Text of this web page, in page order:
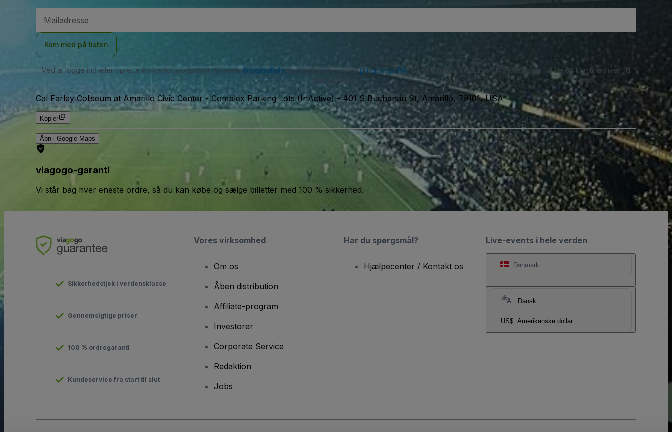
adresse
Kom med på listen
Ved at logge ind eller oprette en konto accepterer du voresbrugeraftaleog anerkender voresprivatlivspolitik . Du vil muligvis modtage SMS-beskeder fra os og kan til enhver tid
framelde dig.
Cal Farley Coliseum at Amarillo Civic Center - Complex Parking Lots (InActive) -401 S Buchanan St, Amarillo, 79101, USA
Kopier
Åbn i Google Maps
viagogo-garanti
Vi står bag hver eneste ordre, så du kan købe og sælge billetter med 100 % sikkerhed.
Live-events i hele verden
Danmark
Dansk
US$ Amerikanske dollar
Sikkerhedstjek i verdensklasse
Gennemsigtige priser
100 % ordregaranti
Kundeservice fra start til slut
Vores virksomhed
Om os
Åben distribution
Affiliate-program
Investorer
Corporate Service
Redaktion
Jobs
Har du spørgsmål?
Hjælpecenter / Kontakt os